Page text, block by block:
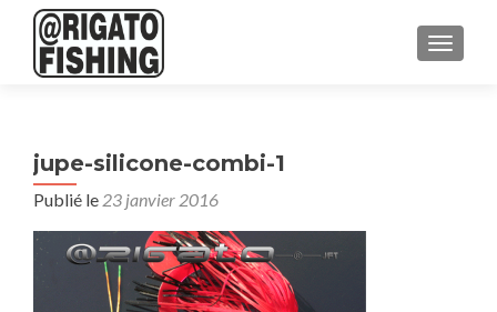
jupe-silicone-combi-1
Publié le 23 janvier 2016